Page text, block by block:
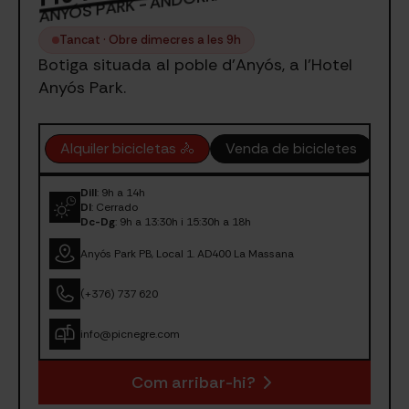
Tancat · Obre dimecres a les 9h
Botiga situada al poble d'Anyós, a l'Hotel
Anyós Park.
Alquiler bicicletas 🚴 Venda de bicicletes
Dill: 9h a 14h
Dl: Cerrado
Dc-Dg: 9h a 13:30h i 15:30h a 18h
Anyós Park PB, Local 1. AD400 La Massana
(+376) 737 620
info@picnegre.com
Com arribar-hi?